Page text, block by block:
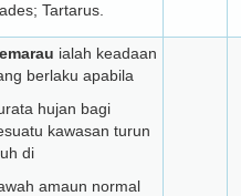
Tartarus.
ialah keadaan
berlaku apabila
hujan bagi
kawasan turun
di
amaun normal